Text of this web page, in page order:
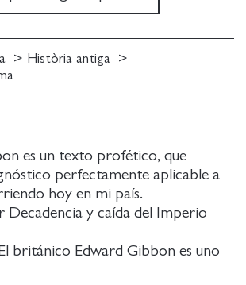
es un texto profético, que
perfectamente aplicable a
hoy en mi país.
Decadencia y caída del Imperio
británico Edward Gibbon es uno
Història antiga